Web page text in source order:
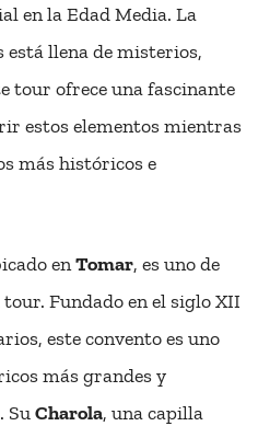
en la Edad Media. La
llena de misterios,
tour ofrece una fascinante
estos elementos mientras
más históricos e
enTomar, es uno de
Fundado en el siglo XII
este convento es uno
más grandes y
SuCharola, una capilla